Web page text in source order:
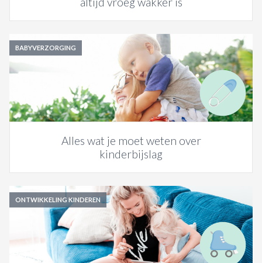
BABYVERZORGING
Alles wat je moet weten over
kinderbijslag
ONTWIKKELING KINDEREN